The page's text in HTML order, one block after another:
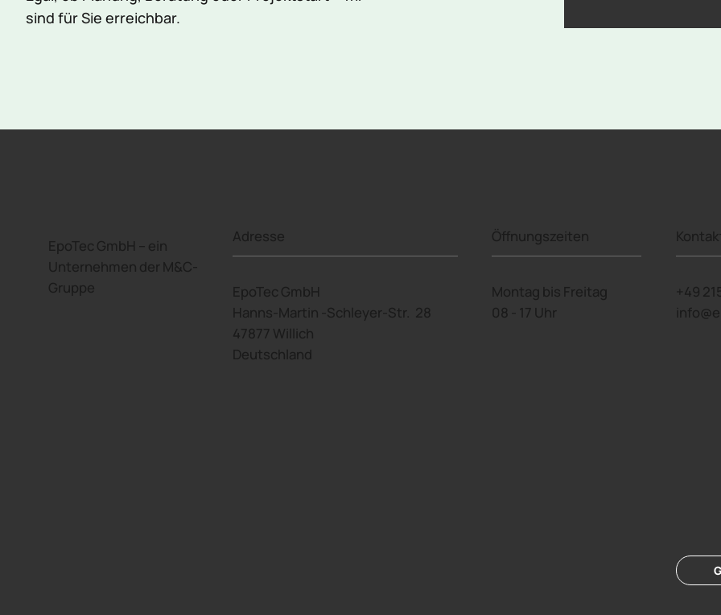
sind für Sie erreichbar.
Öffnungszeiten
Montag bis Freitag
08 - 17 Uhr
+49
Adresse
EpoTec GmbH
Hanns-Martin -Schleyer-Str. 28
47877 Willich
Deutschland
EpoTec GmbH – ein
Unternehmen der M&C-
Gruppe